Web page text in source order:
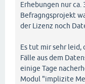
Erhebungen nur
Befragngsprojekt
der Lizenz noch
Es tut mir sehr leid,
Fälle aus dem
einige Tage
Modul "implizite